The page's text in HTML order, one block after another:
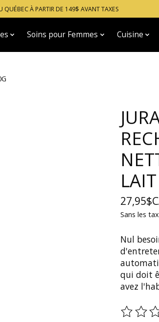
QUÉBEC À PARTIR DE 149$ AVANT TAXES
Soins pour Femmes Cuisine
Sans les
Nul
qui doit
avez
Ce